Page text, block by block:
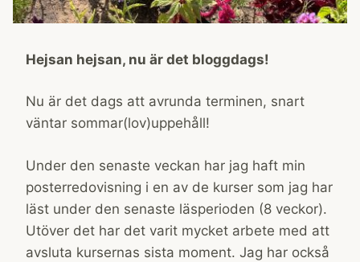
Hejsan hejsan, nu är det bloggdags!
Nu är det dags att avrunda terminen, snart
väntar sommar(lov)uppehåll!
Under den senaste veckan har jag haft min
posterredovisning i en av de kurser som jag har
läst under den senaste läsperioden (8 veckor).
Utöver det har det varit mycket arbete med att
avsluta kursernas sista moment. Jag har också